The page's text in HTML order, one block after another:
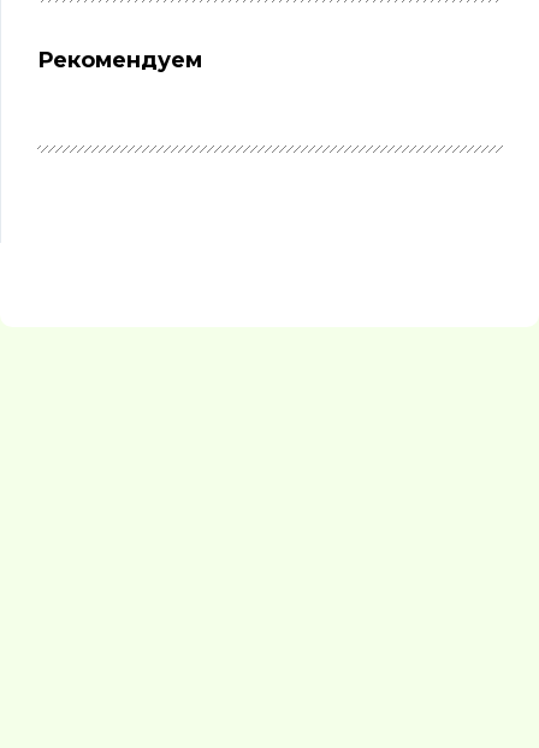
Рекомендуем